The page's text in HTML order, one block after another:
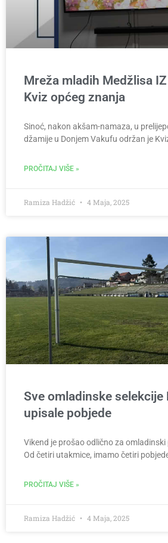
Mreža mladih Medžlisa
Kviz općeg znanja
Sinoć, nakon akšam-namaza, u
džamije u Donjem Vakufu održan je
PROČITAJ VIŠE »
Ramiza Hadžić 4 Maja, 2025
Sve omladinske selekcije
upisale pobjede
Vikend je prošao odlično za omladinski
Od četiri utakmice, imamo četiri
PROČITAJ VIŠE »
Ramiza Hadžić 4 Maja, 2025